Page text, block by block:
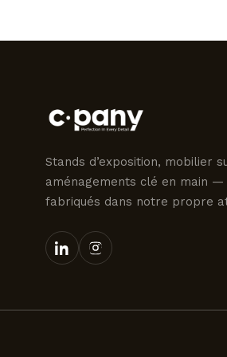
Stands d’exposition, mobilier
aménagements clé en main —
fabriqués dans notre propre